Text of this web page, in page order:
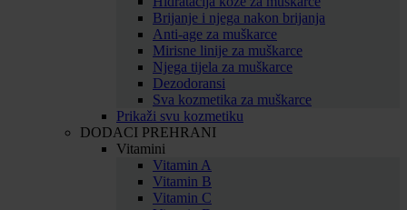
Brijanje i njega nakon brijanja
Anti-age za muškarce
Mirisne linije za muškarce
Njega tijela za muškarce
Dezodoransi
Sva kozmetika za muškarce
Prikaži svu kozmetiku
DODACI PREHRANI
Vitamini
Vitamin A
Vitamin B
Vitamin C